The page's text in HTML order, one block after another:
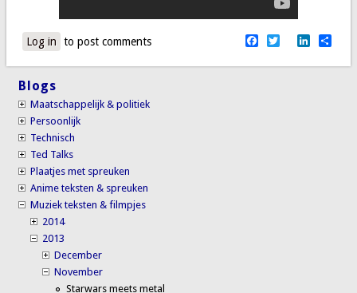
Facebook
Twitter
Log in to post comments
Blogs
Maatschappelijk & politiek
Persoonlijk
Technisch
Ted Talks
Plaatjes met spreuken
Anime teksten & spreuken
Muziek teksten & filmpjes
2014
2013
December
November
Starwars meets metal